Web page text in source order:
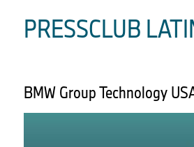
PRESSCLUB
BMW Group Technology